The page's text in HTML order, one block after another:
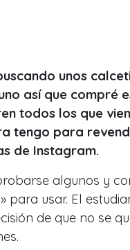
unos
así que compré
todos los que
tengo para
de Instagram.
algunos y
para usar. El
de que no se